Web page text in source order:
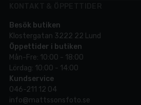
Besök butiken
Klostergatan 3222 22 Lund
Öppettider i butiken
Mån-Fre: 10:00 - 18:00
Lördag: 10:00 - 14:00
Kundservice
046-211 12 04
info@mattssonsfoto.se